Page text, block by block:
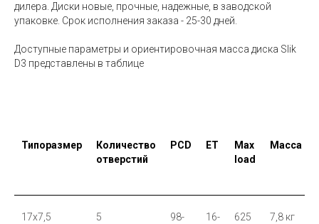
дилера. Диски новые, прочные, надежные, в заводской
упаковке. Срок исполнения заказа - 25-30 дней.
Доступные параметры и ориентировочная масса диска Slik
D3 представлены в таблице
Типоразмер
Количество
отверстий
PCD ET
Max
load
Масса
17x7,5 5
98-
16-
625
7,8 кг